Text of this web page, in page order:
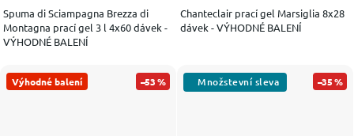
Spuma di Sciampagna Brezza di
Montagna prací gel 3 l 4x60 dávek -
VÝHODNÉ BALENÍ
Chanteclair prací gel Marsiglia 8x28
dávek - VÝHODNÉ BALENÍ
Výhodné balení –53 % –35 %